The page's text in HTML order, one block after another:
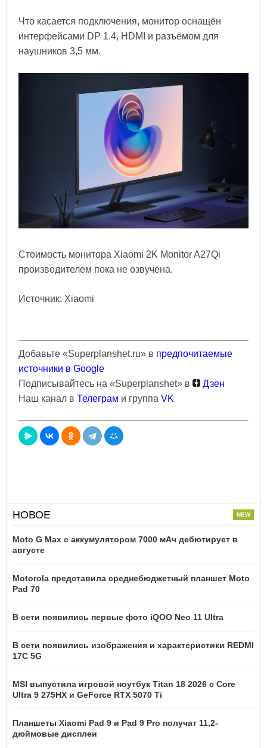
Что касается подключения, монитор оснащён
интерфейсами DP 1.4, HDMI и разъёмом для
наушников 3,5 мм.
Стоимость монитора Xiaomi 2K Monitor A27Qi
производителем пока не озвучена.
Источник: Xiaomi
Добавьте «Superplanshet.ru» в предпочитаемые
источники в Google
Подписывайтесь на «Superplanshet» в
Дзен
Наш канал в Телеграм и группа VK
НОВОЕ
Moto G Max с аккумулятором 7000 мАч дебютирует в
августе
Motorola представила среднебюджетный планшет Moto
Pad 70
В сети появились первые фото iQOO Neo 11 Ultra
В сети появились изображения и характеристики REDMI
17C 5G
MSI выпустила игровой ноутбук Titan 18 2026 с Core
Ultra 9 275HX и GeForce RTX 5070 Ti
Планшеты Xiaomi Pad 9 и Pad 9 Pro получат 11,2-
дюймовые дисплеи